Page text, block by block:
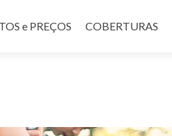
e PREÇOS COBERTURAS